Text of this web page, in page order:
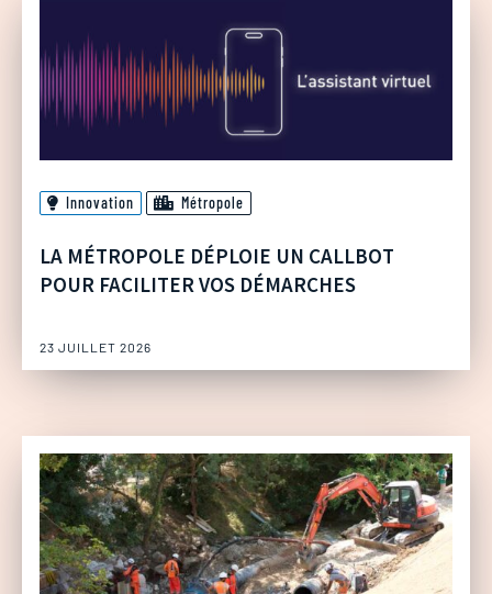
Innovation Métropole
LA MÉTROPOLE DÉPLOIE UN CALLBOT
POUR FACILITER VOS DÉMARCHES
23 JUILLET 2026